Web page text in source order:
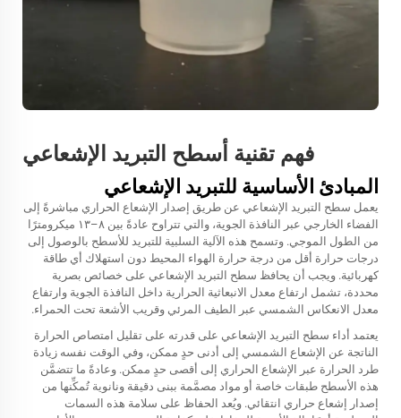
فهم تقنية أسطح التبريد الإشعاعي
المبادئ الأساسية للتبريد الإشعاعي
يعمل سطح التبريد الإشعاعي عن طريق إصدار الإشعاع الحراري مباشرةً إلى
الفضاء الخارجي عبر النافذة الجوية، والتي تتراوح عادةً بين ٨–١٣ ميكرومترًا
من الطول الموجي. وتسمح هذه الآلية السلبية للتبريد للأسطح بالوصول إلى
درجات حرارة أقل من درجة حرارة الهواء المحيط دون استهلاك أي طاقة
كهربائية. ويجب أن يحافظ سطح التبريد الإشعاعي على خصائص بصرية
محددة، تشمل ارتفاع معدل الانبعاثية الحرارية داخل النافذة الجوية وارتفاع
معدل الانعكاس الشمسي عبر الطيف المرئي وقريب الأشعة تحت الحمراء.
يعتمد أداء سطح التبريد الإشعاعي على قدرته على تقليل امتصاص الحرارة
الناتجة عن الإشعاع الشمسي إلى أدنى حدٍ ممكن، وفي الوقت نفسه زيادة
طرد الحرارة عبر الإشعاع الحراري إلى أقصى حدٍ ممكن. وعادةً ما تتضمَّن
هذه الأسطح طبقات خاصة أو مواد مصمَّمة ببنى دقيقة ونانوية تُمكِّنها من
إصدار إشعاع حراري انتقائي. ويُعد الحفاظ على سلامة هذه السمات